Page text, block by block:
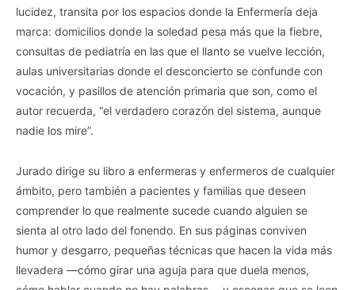
lucidez, transita por los espacios donde la Enfermería deja
marca: domicilios donde la soledad pesa más que la fiebre,
consultas de pediatría en las que el llanto se vuelve lección,
aulas universitarias donde el desconcierto se confunde con
vocación, y pasillos de atención primaria que son, como el
autor recuerda, “el verdadero corazón del sistema, aunque
nadie los mire”.
Jurado dirige su libro a enfermeras y enfermeros de cualquier
ámbito, pero también a pacientes y familias que deseen
comprender lo que realmente sucede cuando alguien se
sienta al otro lado del fonendo. En sus páginas conviven
humor y desgarro, pequeñas técnicas que hacen la vida más
llevadera —cómo girar una aguja para que duela menos,